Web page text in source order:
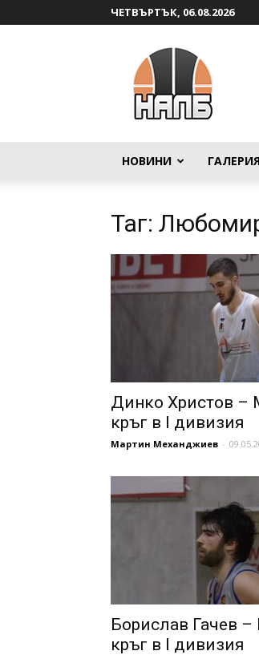
ЧЕТВЪРТЪК, 06.08.2026
НОВИНИ ГАЛЕРИЯ
Таг:
Динко Христов –
кръг в I дивизия
Мартин Механджиев -
Борислав Гачев –
кръг в I дивизия